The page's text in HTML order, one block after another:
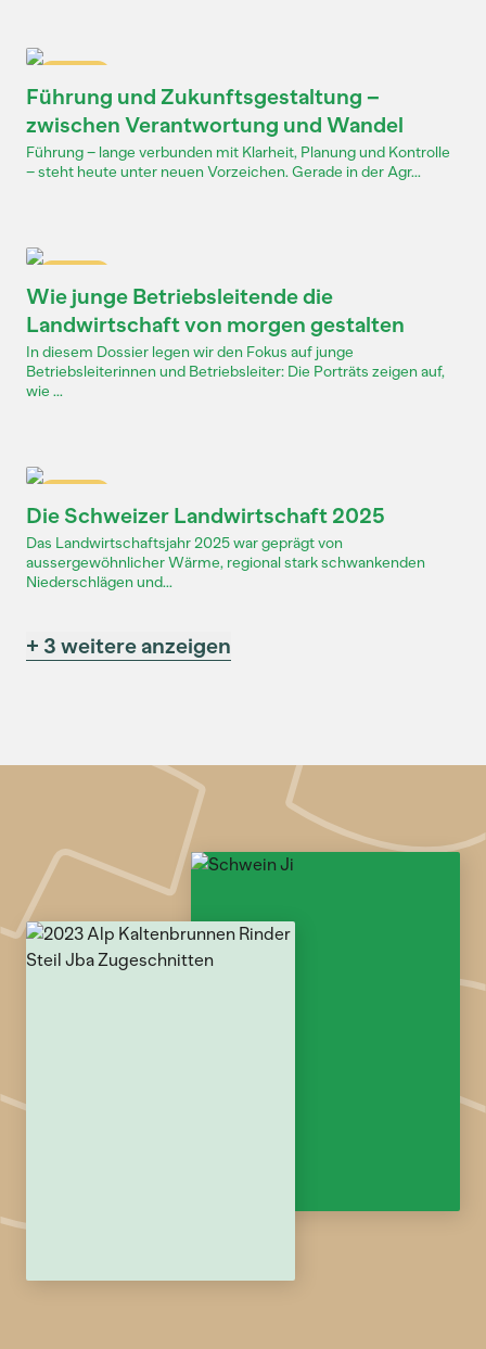
Führung und Zukunftsgestaltung –
zwischen Verantwortung und Wandel
Führung – lange verbunden mit Klarheit, Planung und Kontrolle
– steht heute unter neuen Vorzeichen. Gerade in der Agr...
Wie junge Betriebsleitende die
Landwirtschaft von morgen gestalten
In diesem Dossier legen wir den Fokus auf junge
Betriebsleiterinnen und Betriebsleiter: Die Porträts zeigen auf,
wie ...
Die Schweizer Landwirtschaft 2025
Das Landwirtschaftsjahr 2025 war geprägt von
aussergewöhnlicher Wärme, regional stark schwankenden
Niederschlägen und...
+ 3 weitere anzeigen